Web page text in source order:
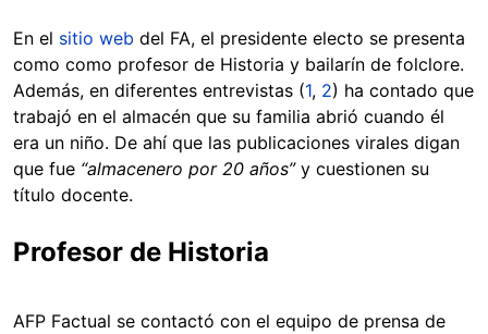
En el sitio web del FA, el presidente electo se presenta
como como profesor de Historia y bailarín de folclore.
Además, en diferentes entrevistas (1, 2) ha contado que
trabajó en el almacén que su familia abrió cuando él
era un niño. De ahí que las publicaciones virales digan
que fue “almacenero por 20 años”y cuestionen su
título docente.
Profesor de Historia
AFP Factual se contactó con el equipo de prensa de